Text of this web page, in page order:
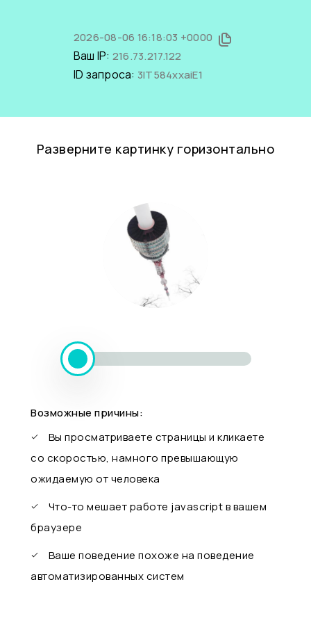
2026-08-06 16:18:03 +0000
Ваш IP: 216.73.217.122
ID запроса: 3IT584xxaiE1
Разверните картинку горизонтально
Возможные причины:
Вы просматриваете страницы и кликаете
со скоростью, намного превышающую
ожидаемую от человека
Что-то мешает работе javascript в вашем
браузере
Ваше поведение похоже на поведение
автоматизированных систем